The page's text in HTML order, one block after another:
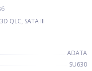
QLC, SATA III
ADATA
SU630